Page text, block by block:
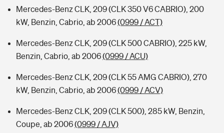
Mercedes-Benz CLK, 209 (CLK 350 V6 CABRIO), 200
kW, Benzin, Cabrio, ab 2006(0999 / ACT)
Mercedes-Benz CLK, 209 (CLK 500 CABRIO), 225 kW,
Benzin, Cabrio, ab 2006(0999 / ACU)
Mercedes-Benz CLK, 209 (CLK 55 AMG CABRIO), 270
kW, Benzin, Cabrio, ab 2006(0999 / ACV)
Mercedes-Benz CLK, 209 (CLK 500), 285 kW, Benzin,
Coupe, ab 2006(0999 / AJV)